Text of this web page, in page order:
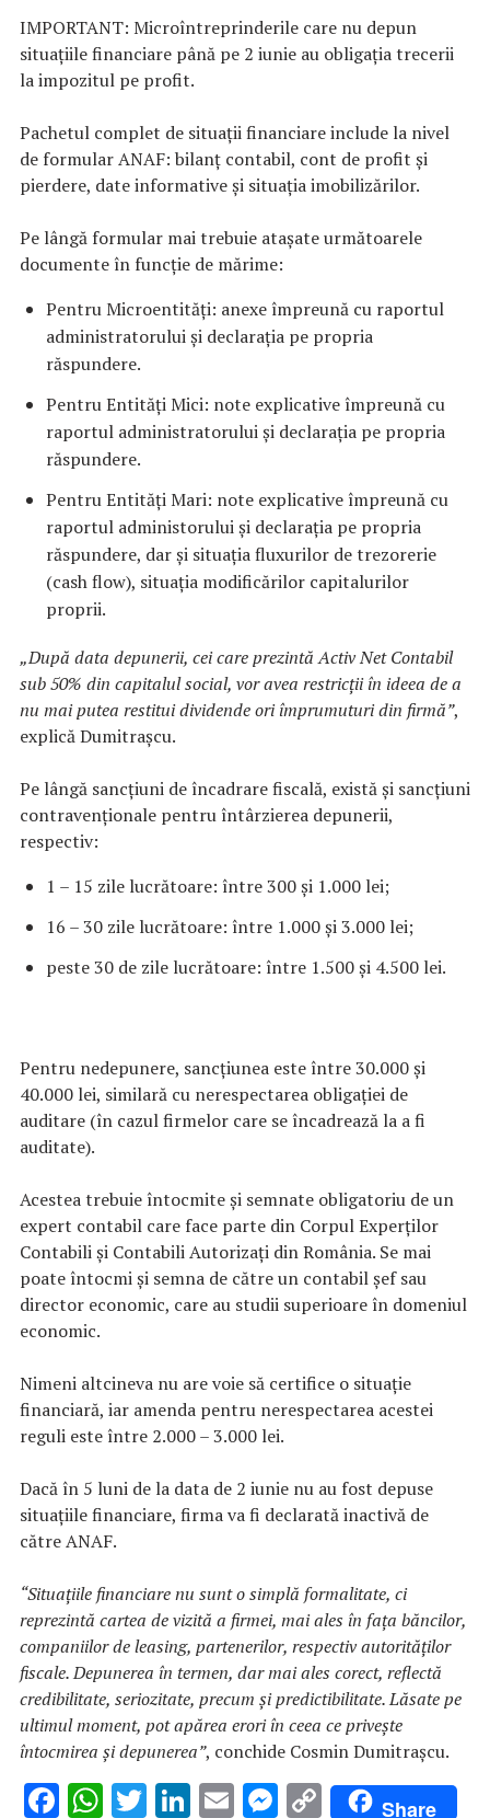
IMPORTANT: Microîntreprinderile care nu depun
situațiile financiare până pe 2 iunie au obligaţia trecerii
la impozitul pe profit.
Pachetul complet de situații financiare include la nivel
de formular ANAF: bilanț contabil, cont de profit și
pierdere, date informative și situația imobilizărilor.
Pe lângă formular mai trebuie atașate următoarele
documente în funcție de mărime:
Pentru Microentități: anexe împreună cu raportul
administratorului și declarația pe propria
răspundere.
Pentru Entități Mici: note explicative împreună cu
raportul administratorului și declarația pe propria
răspundere.
Pentru Entități Mari: note explicative împreună cu
raportul administorului și declarația pe propria
răspundere, dar și situația fluxurilor de trezorerie
(cash flow), situația modificărilor capitalurilor
proprii.
„După data depunerii, cei care prezintă Activ Net Contabil
sub 50% din capitalul social, vor avea restricții în ideea de a
nu mai putea restitui dividende ori împrumuturi din firmă”,
explică Dumitrașcu.
Pe lângă sancțiuni de încadrare fiscală, există și sancțiuni
contravenționale pentru întârzierea depunerii,
respectiv:
1 – 15 zile lucrătoare: între 300 și 1.000 lei;
16 – 30 zile lucrătoare: între 1.000 și 3.000 lei;
peste 30 de zile lucrătoare: între 1.500 și 4.500 lei.
Pentru nedepunere, sancțiunea este între 30.000 și
40.000 lei, similară cu nerespectarea obligației de
auditare (în cazul firmelor care se încadrează la a fi
auditate).
Acestea trebuie întocmite și semnate obligatoriu de un
expert contabil care face parte din Corpul Experților
Contabili și Contabili Autorizați din România. Se mai
poate întocmi și semna de către un contabil șef sau
director economic, care au studii superioare în domeniul
economic.
Nimeni altcineva nu are voie să certifice o situație
financiară, iar amenda pentru nerespectarea acestei
reguli este între 2.000 – 3.000 lei.
Dacă în 5 luni de la data de 2 iunie nu au fost depuse
situațiile financiare, firma va fi declarată inactivă de
către ANAF.
“Situațiile financiare nu sunt o simplă formalitate, ci
reprezintă cartea de vizită a firmei, mai ales în fața băncilor,
companiilor de leasing, partenerilor, respectiv autorităților
fiscale. Depunerea în termen, dar mai ales corect, reflectă
credibilitate, seriozitate, precum și predictibilitate. Lăsate pe
ultimul moment, pot apărea eroriîn ceea ce privește
întocmirea și depunerea”, conchide Cosmin Dumitrașcu.
F W T Li E M C Share